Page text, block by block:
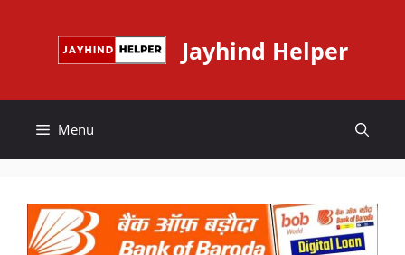
Jayhind Helper
Menu